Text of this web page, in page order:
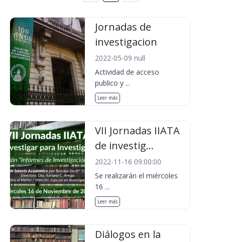
Jornadas de
investigacion
2022-05-09 null
Actividad de acceso
publico y ...
Leer más
VII Jornadas IIATA
de investig...
2022-11-16 09:00:00
Se realizarán el miércoles
16 ...
Leer más
Diálogos en la